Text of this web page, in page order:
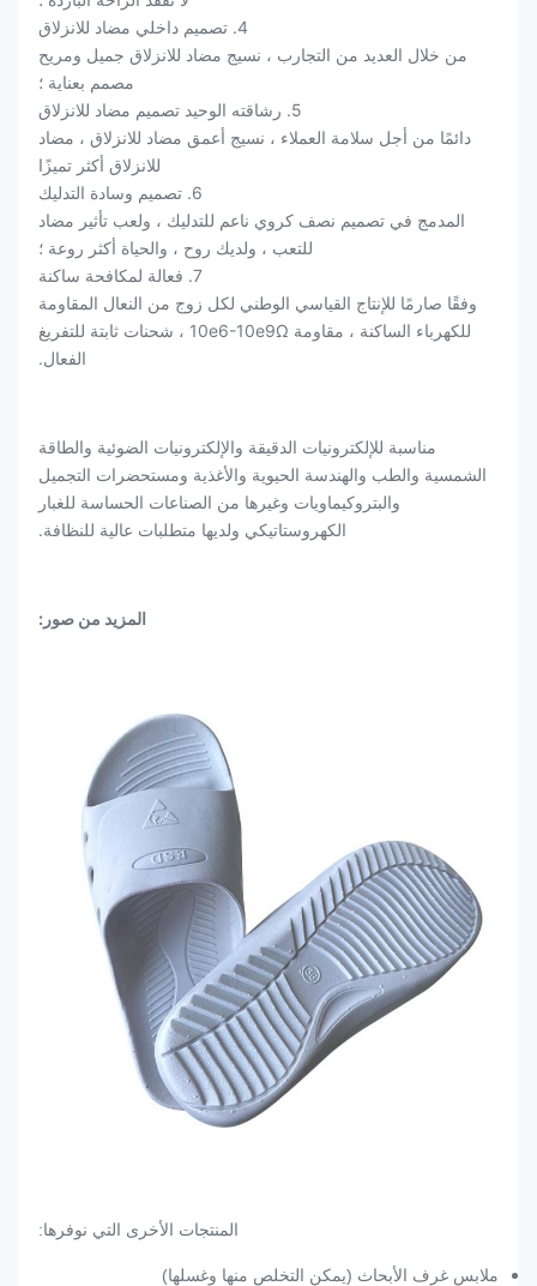
4. تصميم داخلي مضاد للانزلاق
من خلال العديد من التجارب ، نسيج مضاد للانزلاق جميل ومريح
مصمم بعناية ؛
5. رشاقته الوحيد تصميم مضاد للانزلاق
دائمًا من أجل سلامة العملاء ، نسيج أعمق مضاد للانزلاق ، مضاد
للانزلاق أكثر تميزًا
6. تصميم وسادة التدليك
المدمج في تصميم نصف كروي ناعم للتدليك ، ولعب تأثير مضاد
للتعب ، ولديك روح ، والحياة أكثر روعة ؛
7. فعالة لمكافحة ساكنة
وفقًا صارمًا للإنتاج القياسي الوطني لكل زوج من النعال المقاومة
للكهرباء الساكنة ، مقاومة 10e6-10e9Ω ، شحنات ثابتة للتفريغ
الفعال.
مناسبة للإلكترونيات الدقيقة والإلكترونيات الضوئية والطاقة
الشمسية والطب والهندسة الحيوية والأغذية ومستحضرات التجميل
والبتروكيماويات وغيرها من الصناعات الحساسة للغبار
الكهروستاتيكي ولديها متطلبات عالية للنظافة.
المزيد من صور:
المنتجات الأخرى التي نوفرها:
ملابس غرف الأبحاث (يمكن التخلص منها وغسلها)